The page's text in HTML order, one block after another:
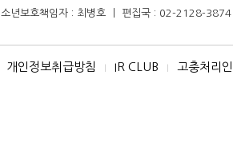
소년보호책임자 : 최병호 ㅣ 편집국 : 02-2128-
개인정보취급방침 I IR CLUB I 고충처리